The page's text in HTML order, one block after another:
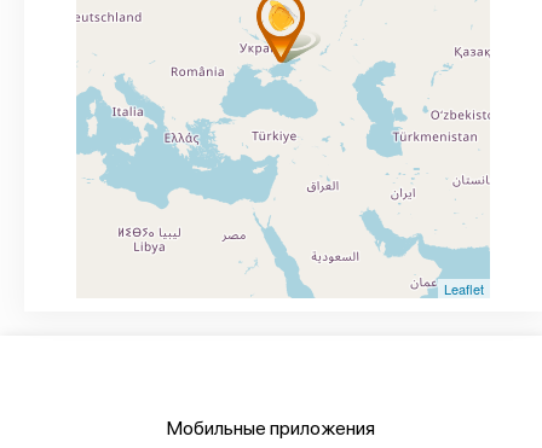
Leaflet
Мобильные приложения